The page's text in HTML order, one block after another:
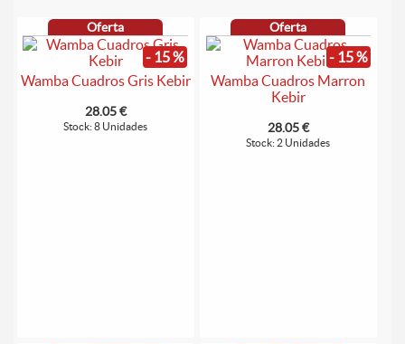
Oferta
- 15 %
Wamba Cuadros Gris Kebir
28.05 €
Stock: 8 Unidades
Oferta
- 15 %
Wamba Cuadros Marron
Kebir
28.05 €
Stock: 2 Unidades